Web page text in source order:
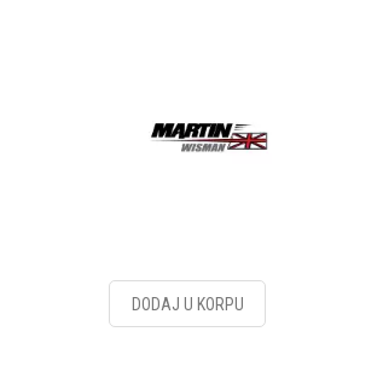
DODAJ U KORPU